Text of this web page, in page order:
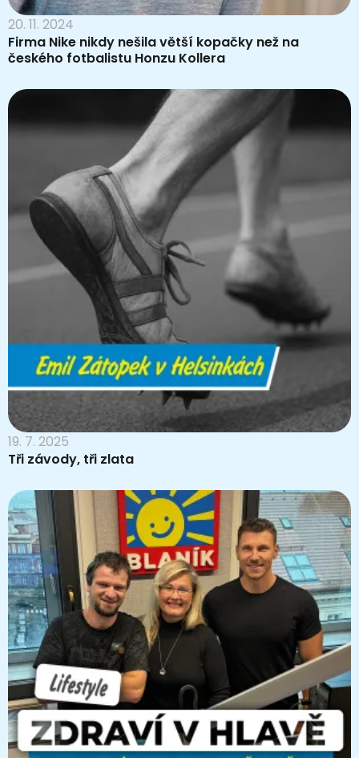
20. 11. 2024
Firma Nike nikdy nešila větší kopačky než na
českého fotbalistu Honzu Kollera
19. 7. 2025
Tři závody, tři zlata